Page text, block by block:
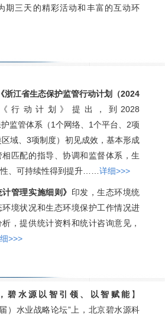
期三天的精彩活动和丰富的互动环
浙江省生态保护监管行动计划（2024
行动计划》提出，到2028
监管体系（1个网络、1个平台、2项
域、3项制度）初见成效，基本形成
匹配的指导、协调和监督体系，生
、可持续性得到提升…… 详细>>>
管理实施细则》 印发，生态环境统
境状况和生态环境保护工作情况进
，提供统计资料和统计咨询意见，
>>>
碧水源以智引领、以智赋能 】
）水业战略论坛”上，北京碧水源科